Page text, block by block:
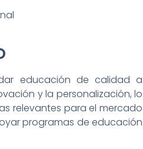
educación de calidad a
y la personalización, lo
relevantes para el mercado
programas de educación